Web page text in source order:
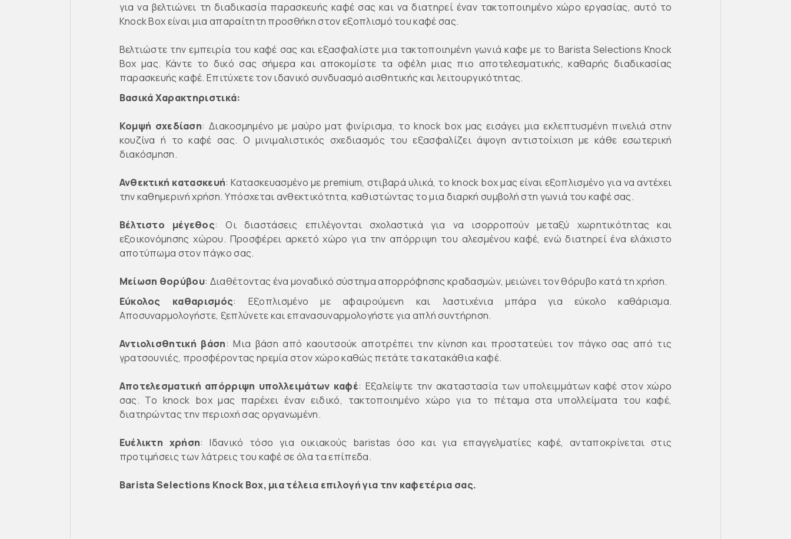
για να βελτιώνει τη διαδικασία παρασκευής καφέ σας και να διατηρεί έναν τακτοποιημένο χώρο εργασίας, αυτό το
Knock Box είναι μια απαραίτητη προσθήκη στον εξοπλισμό του καφέ σας.
Βελτιώστε την εμπειρία του καφέ σας και εξασφαλίστε μια τακτοποιημένη γωνιά καφε με το Barista Selections Knock
Box μας. Κάντε το δικό σας σήμερα και αποκομίστε τα οφέλη μιας πιο αποτελεσματικής, καθαρής διαδικασίας
παρασκευής καφέ. Επιτύχετε τον ιδανικό συνδυασμό αισθητικής και λειτουργικότητας.
Βασικά Χαρακτηριστικά:
Κομψή σχεδίαση: Διακοσμημένο με μαύρο ματ φινίρισμα, το knock box μας εισάγει μια εκλεπτυσμένη πινελιά στην
κουζίνα ή το καφέ σας. Ο μινιμαλιστικός σχεδιασμός του εξασφαλίζει άψογη αντιστοίχιση με κάθε εσωτερική
διακόσμηση.
Ανθεκτική κατασκευή: Κατασκευασμένο με premium, στιβαρά υλικά, το knock box μας είναι εξοπλισμένο για να αντέχει
την καθημερινή χρήση. Υπόσχεται ανθεκτικότητα, καθιστώντας το μια διαρκή συμβολή στη γωνιά του καφέ σας.
Βέλτιστο μέγεθος: Οι διαστάσεις επιλέγονται σχολαστικά για να ισορροπούν μεταξύ χωρητικότητας και
εξοικονόμησης χώρου. Προσφέρει αρκετό χώρο για την απόρριψη του αλεσμένου καφέ, ενώ διατηρεί ένα ελάχιστο
αποτύπωμα στον πάγκο σας.
Μείωση θορύβου: Διαθέτοντας ένα μοναδικό σύστημα απορρόφησης κραδασμών, μειώνει τον θόρυβο κατά τη χρήση.
Εύκολος καθαρισμός: Εξοπλισμένο με αφαιρούμενη και λαστιχένια μπάρα για εύκολο καθάρισμα.
Αποσυναρμολογήστε, ξεπλύνετε και επανασυναρμολογήστε για απλή συντήρηση.
Αντιολισθητική βάση: Μια βάση από καουτσούκ αποτρέπει την κίνηση και προστατεύει τον πάγκο σας από τις
γρατσουνιές, προσφέροντας ηρεμία στον χώρο καθώς πετάτε τα κατακάθια καφέ.
Αποτελεσματική απόρριψη υπολλειμάτων καφέ: Εξαλείψτε την ακαταστασία των υπολειμμάτων καφέ στον χώρο
σας. Το knock box μας παρέχει έναν ειδικό, τακτοποιημένο χώρο για το πέταμα στα υπολλείματα του καφέ,
διατηρώντας την περιοχή σας οργανωμένη.
Ευέλικτη χρήση: Ιδανικό τόσο για οικιακούς baristas όσο και για επαγγελματίες καφέ, ανταποκρίνεται στις
προτιμήσεις των λάτρεις του καφέ σε όλα τα επίπεδα.
Barista Selections Knock Box, μια τέλεια επιλογή για την καφετέρια σας.